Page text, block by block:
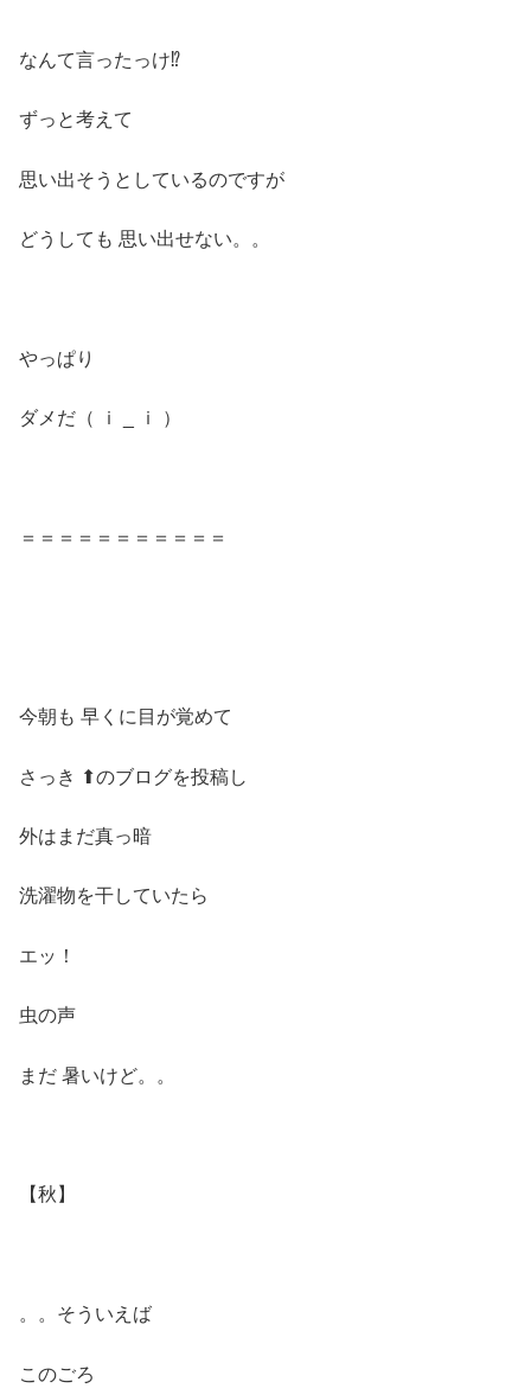
なんて言ったっけ⁉︎
ずっと考えて
思い出そうとしているのですが
どうしても 思い出せない。。
やっぱり
ダメだ（ ｉ _ ｉ ）
＝＝＝＝＝＝＝＝＝＝＝
今朝も 早くに目が覚めて
さっき ⬆︎のブログを投稿し
外はまだ真っ暗
洗濯物を干していたら
エッ！
虫の声
まだ 暑いけど。。
【秋】
。。そういえば
このごろ